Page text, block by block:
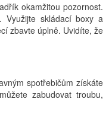
okamžitou pozornost.
Využijte skládací boxy a
zbavte úplně. Uvidíte, že
spotřebičům získáte
zabudovat troubu,